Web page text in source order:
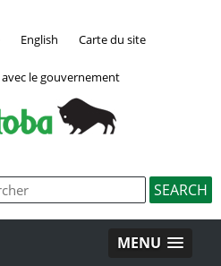
English Carte du site
le gouvernement
MENU